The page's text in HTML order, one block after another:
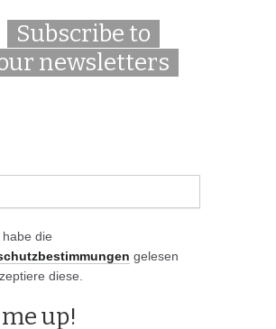
Subscribe to
newsletters
habe die
gelesen
diese.